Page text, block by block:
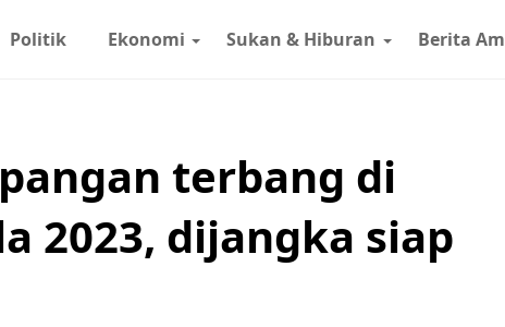
Politik Ekonomi Sukan & Hiburan Berita Am
terbang di
2023, dijangka siap